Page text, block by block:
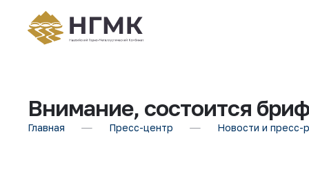
Внимание, cостоится
Главная Пресс-центр Новости и пресс-